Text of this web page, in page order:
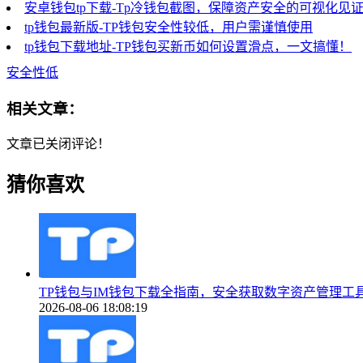
安卓钱包tp下载-Tp冷钱包截图，保障资产安全的可视化见证
tp钱包最新版-TP钱包安全性较低，用户需谨慎使用
tp钱包下载地址-TP钱包买新币如何设置滑点，一文搞懂！
安全性低
相关文章：
文章已关闭评论！
猜你喜欢
TP钱包与IM钱包下载全指南，安全获取数字资产管理工
2026-08-06 18:08:19